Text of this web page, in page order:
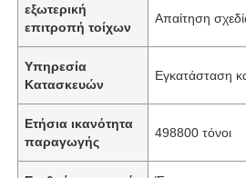
εξωτερική
επιτροπή τοίχων
Απαίτηση
Υπηρεσία
Κατασκευών
Εγκατάσταση
Ετήσια ικανότητα
παραγωγής
498800 τόνοι